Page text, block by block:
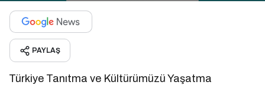
PAYLAŞ
Türkiye Tanıtma ve Kültürümüzü Yaşatma